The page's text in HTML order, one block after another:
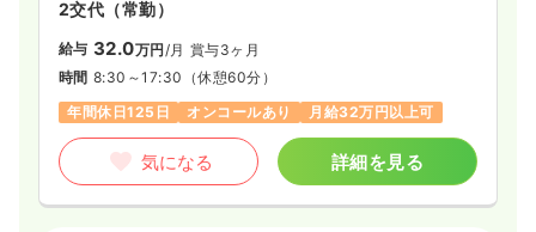
2交代（常勤）
給与 32.0万円 /月 賞与3ヶ月
時間 8:30～17:30 （休憩60分）
年間休日125日
オンコールあり 月給32万円以上可
気になる 詳細を見る